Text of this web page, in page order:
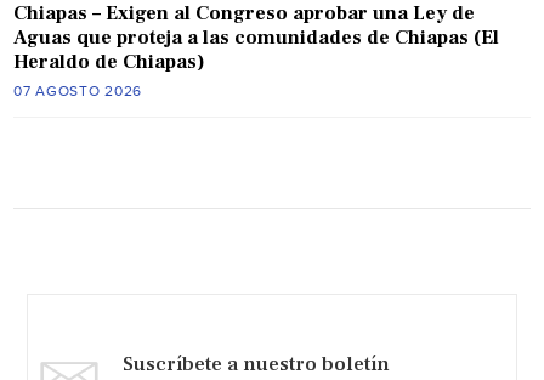
Chiapas – Exigen al Congreso aprobar una Ley de
Aguas que proteja a las comunidades de Chiapas (El
Heraldo de Chiapas)
07 AGOSTO 2026
Suscríbete a nuestro boletín